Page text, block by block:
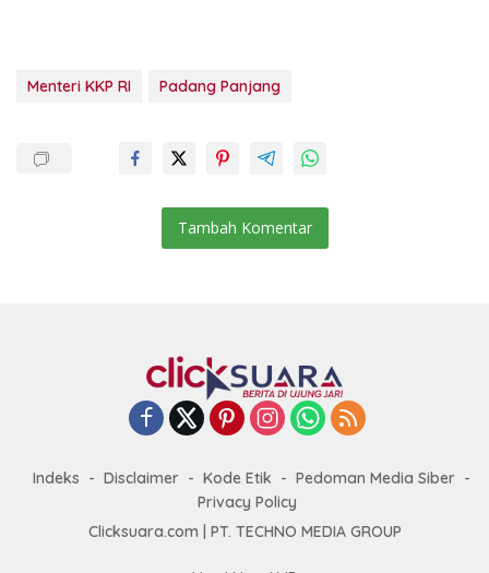
Menteri KKP RI Padang Panjang
Tambah Komentar
Indeks Disclaimer Kode Etik
Pedoman Media Siber
Privacy Policy
Clicksuara.com | PT. TECHNO MEDIA GROUP